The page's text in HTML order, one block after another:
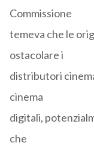
Commissione
temeva che le
ostacolare i
distributori
cinema
digitali,
che